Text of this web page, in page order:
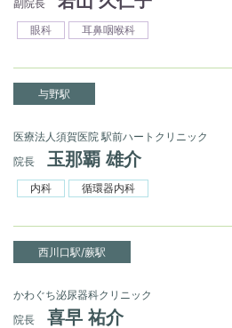
副院長
眼科 耳鼻咽喉科
与野駅
医療法人須賀医院 駅前ハートクリニック
院長
玉那覇 雄介
内科 循環器内科
西川口駅/蕨駅
かわぐち泌尿器科クリニック
院長
喜早 祐介